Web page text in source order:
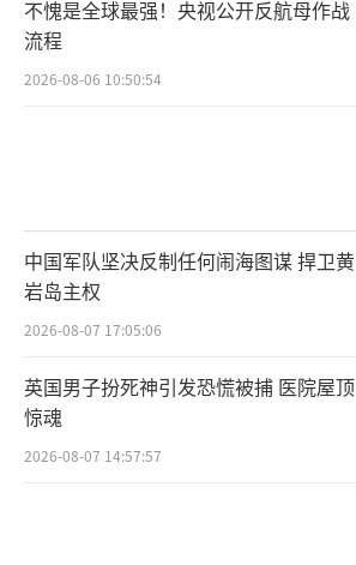
不愧是全球最强！央视公开反航母作战
流程
2026-08-06 10:50:54
中国军队坚决反制任何闹海图谋 捍卫黄
岩岛主权
2026-08-07 17:05:06
英国男子扮死神引发恐慌被捕 医院屋顶
惊魂
2026-08-07 14:57:57